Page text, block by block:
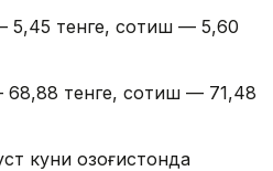
5,45 тенге, сотиш — 5,60
тенге, сотиш — 71,48
куни Қозоғистонда